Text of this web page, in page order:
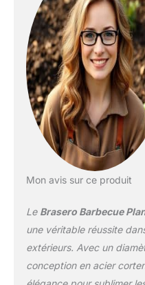
Mon avis sur ce produit
Le Brasero Barbecue
une véritable réussite
extérieurs. Avec un
conception en acier